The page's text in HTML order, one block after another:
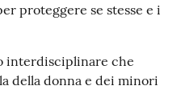
proteggere se stesse e i
interdisciplinare che
della donna e dei minori